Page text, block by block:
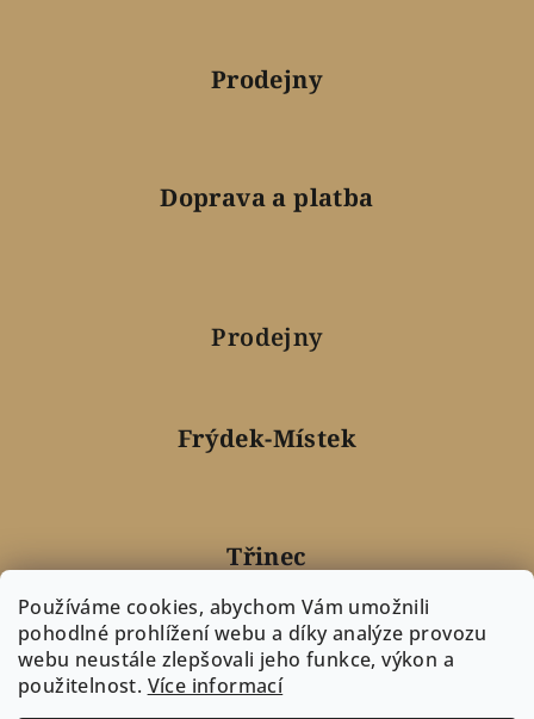
Používáme cookies, abychom Vám umožnili
pohodlné prohlížení webu a díky analýze provozu
webu neustále zlepšovali jeho funkce, výkon a
použitelnost. Více informací
Prodejny
Doprava a platba
Prodejny
Frýdek-Místek
Třinec
Nový Jičín